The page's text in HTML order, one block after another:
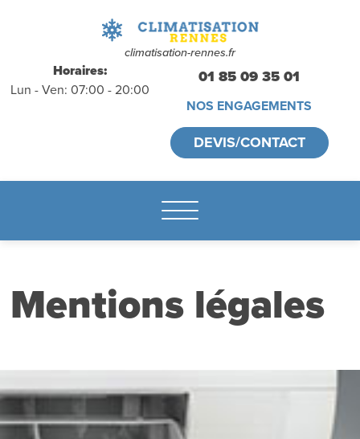
climatisation-rennes.fr
Horaires:
Lun - Ven: 07:00 - 20:00
01 85 09 35 01
NOS ENGAGEMENTS
DEVIS/CONTACT
déplacements
gratuitssans
engagement
appelez-nous :
01.85.09.35.01
Mentions légales